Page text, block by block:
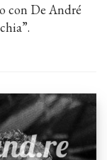
con De André